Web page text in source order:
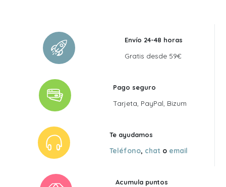
Envío 24-48 horas
Gratis desde 59€
Pago seguro
Tarjeta, PayPal, Bizum
Te ayudamos
Teléfono, chat o email
Acumula puntos